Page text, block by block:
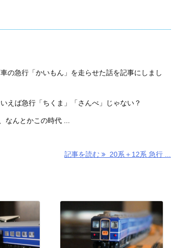
の急行「かいもん」を走らせた話を記事にしまし
えば急行「ちくま」「さんべ」じゃない？
なんとかこの時代 ...
記事を読む 20系＋12系 急行 ...